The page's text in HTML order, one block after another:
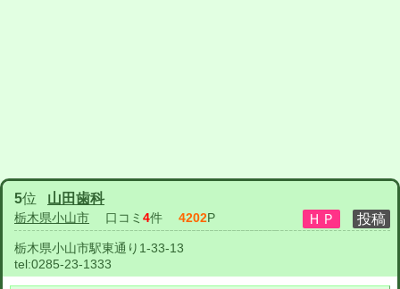
5位 山田歯科
栃木県小山市 口コミ 4件 4202P
栃木県小山市駅東通り1-33-13
tel:0285-23-1333